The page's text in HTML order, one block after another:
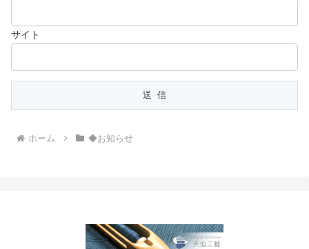
サイト
ホーム ◆お知らせ